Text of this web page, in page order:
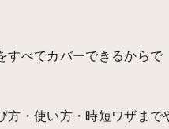
すべてカバーできるからで
方・使い方・時短ワザまで